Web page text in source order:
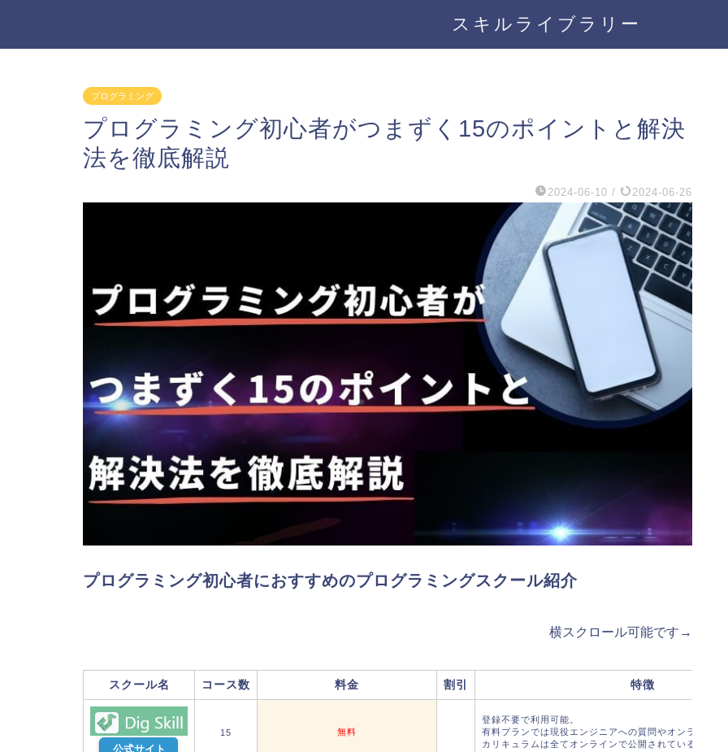
スキルライブラリー
プログラミング
プログラミング初心者がつまずく15のポイントと解決
法を徹底解説
2024-06-10 / 2024-06-26
プログラミング初心者におすすめのプログラミングスクール紹介
横スクロール可能です→
スクール名 コース数 料金 割引 特徴
公式サイト
15 無料
登録不要で利用可能。
有料プランでは現役エンジニアへの質問やオンライン授
カリキュラムは全てオンラインで公開されている。